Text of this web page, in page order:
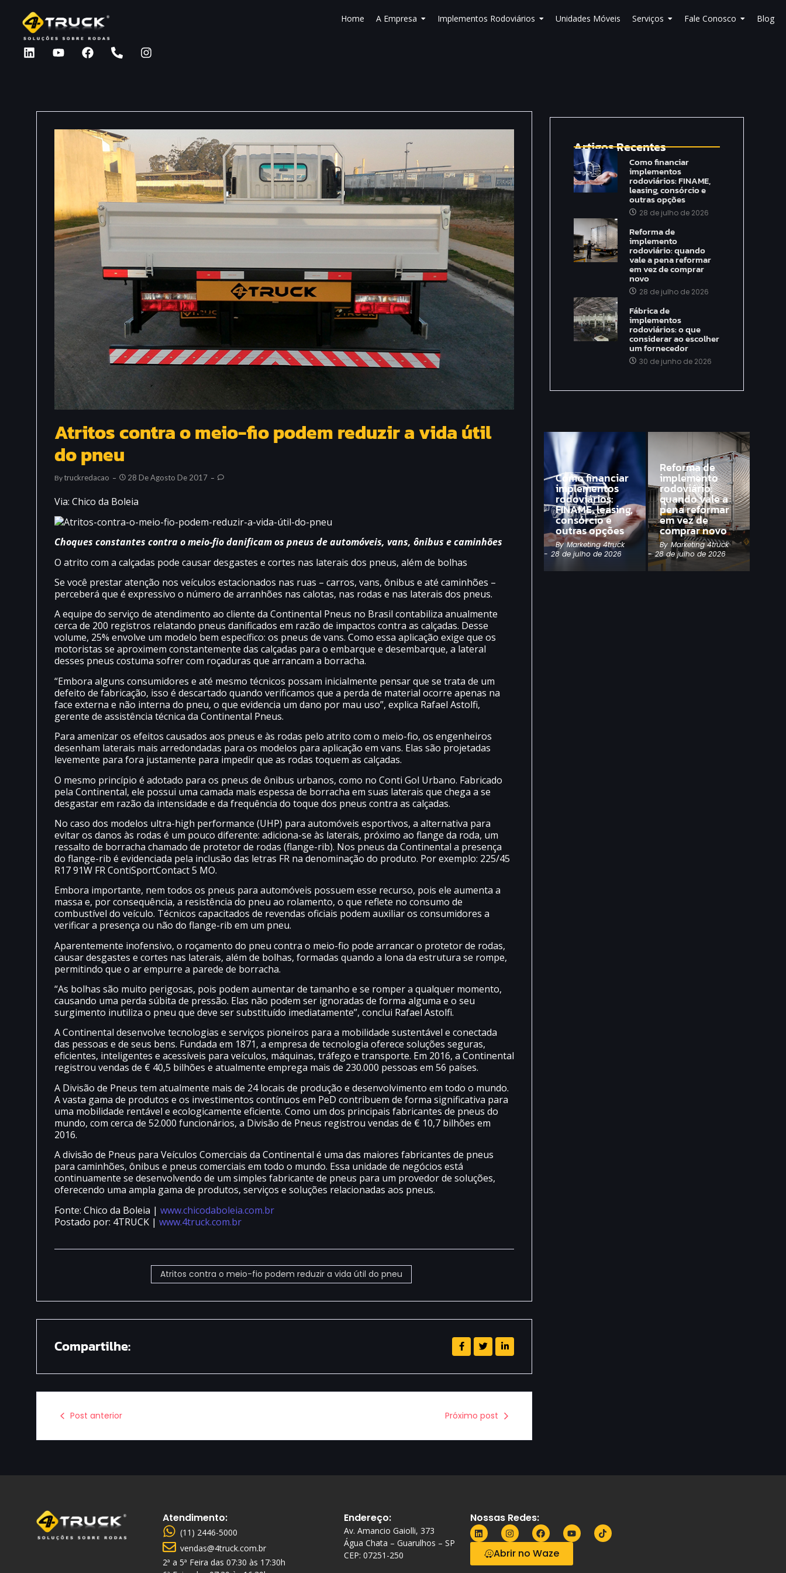
Home A Empresa Implementos Rodoviários Unidades Móveis Serviços Fale Conosco Blog
Atritos contra o meio-fio podem reduzir a vida útil
do pneu
ByTruckredacao 28 De Agosto De 2017
Via: Chico da Boleia
Choques constantes contra o meio-fio danificam os pneus de automóveis, vans, ônibus e caminhões
O atrito com a calçadas pode causar desgastes e cortes nas laterais dos pneus, além de bolhas
Se você prestar atenção nos veículos estacionados nas ruas – carros, vans, ônibus e até caminhões –
perceberá que é expressivo o número de arranhões nas calotas, nas rodas e nas laterais dos pneus.
A equipe do serviço de atendimento ao cliente da Continental Pneus no Brasil contabiliza anualmente
cerca de 200 registros relatando pneus danificados em razão de impactos contra as calçadas. Desse
volume, 25% envolve um modelo bem específico: os pneus de vans. Como essa aplicação exige que os
motoristas se aproximem constantemente das calçadas para o embarque e desembarque, a lateral
desses pneus costuma sofrer com roçaduras que arrancam a borracha.
“Embora alguns consumidores e até mesmo técnicos possam inicialmente pensar que se trata de um
defeito de fabricação, isso é descartado quando verificamos que a perda de material ocorre apenas na
face externa e não interna do pneu, o que evidencia um dano por mau uso”, explica Rafael Astolfi,
gerente de assistência técnica da Continental Pneus.
Para amenizar os efeitos causados aos pneus e às rodas pelo atrito com o meio-fio, os engenheiros
desenham laterais mais arredondadas para os modelos para aplicação em vans. Elas são projetadas
levemente para fora justamente para impedir que as rodas toquem as calçadas.
O mesmo princípio é adotado para os pneus de ônibus urbanos, como no Conti Gol Urbano. Fabricado
pela Continental, ele possui uma camada mais espessa de borracha em suas laterais que chega a se
desgastar em razão da intensidade e da frequência do toque dos pneus contra as calçadas.
No caso dos modelos ultra-high performance (UHP) para automóveis esportivos, a alternativa para
evitar os danos às rodas é um pouco diferente: adiciona-se às laterais, próximo ao flange da roda, um
ressalto de borracha chamado de protetor de rodas (flange-rib). Nos pneus da Continental a presença
do flange-rib é evidenciada pela inclusão das letras FR na denominação do produto. Por exemplo: 225/45
R17 91W FR ContiSportContact 5 MO.
Embora importante, nem todos os pneus para automóveis possuem esse recurso, pois ele aumenta a
massa e, por consequência, a resistência do pneu ao rolamento, o que reflete no consumo de
combustível do veículo. Técnicos capacitados de revendas oficiais podem auxiliar os consumidores a
verificar a presença ou não do flange-rib em um pneu.
Aparentemente inofensivo, o roçamento do pneu contra o meio-fio pode arrancar o protetor de rodas,
causar desgastes e cortes nas laterais, além de bolhas, formadas quando a lona da estrutura se rompe,
permitindo que o ar empurre a parede de borracha.
“As bolhas são muito perigosas, pois podem aumentar de tamanho e se romper a qualquer momento,
causando uma perda súbita de pressão. Elas não podem ser ignoradas de forma alguma e o seu
surgimento inutiliza o pneu que deve ser substituído imediatamente”, conclui Rafael Astolfi.
A Continental desenvolve tecnologias e serviços pioneiros para a mobilidade sustentável e conectada
das pessoas e de seus bens. Fundada em 1871, a empresa de tecnologia oferece soluções seguras,
eficientes, inteligentes e acessíveis para veículos, máquinas, tráfego e transporte. Em 2016, a Continental
registrou vendas de € 40,5 bilhões e atualmente emprega mais de 230.000 pessoas em 56 países.
A Divisão de Pneus tem atualmente mais de 24 locais de produção e desenvolvimento em todo o mundo.
A vasta gama de produtos e os investimentos contínuos em PeD contribuem de forma significativa para
uma mobilidade rentável e ecologicamente eficiente. Como um dos principais fabricantes de pneus do
mundo, com cerca de 52.000 funcionários, a Divisão de Pneus registrou vendas de € 10,7 bilhões em
2016.
A divisão de Pneus para Veículos Comerciais da Continental é uma das maiores fabricantes de pneus
para caminhões, ônibus e pneus comerciais em todo o mundo. Essa unidade de negócios está
continuamente se desenvolvendo de um simples fabricante de pneus para um provedor de soluções,
oferecendo uma ampla gama de produtos, serviços e soluções relacionadas aos pneus.
Fonte: Chico da Boleia | www.chicodaboleia.com.br
Postado por: 4TRUCK | www.4truck.com.br
Atritos contra o meio-fio podem reduzir a vida útil do pneu
Compartilhe:
Post anterior Próximo post
Artigos Recentes
Como financiar
implementos
rodoviários: FINAME,
leasing, consórcio e
outras opções
28 de julho de 2026
Reforma de
implemento
rodoviário: quando
vale a pena reformar
em vez de comprar
novo
28 de julho de 2026
Fábrica de
implementos
rodoviários: o que
considerar ao escolher
um fornecedor
30 de junho de 2026
Como financiar
implementos
rodoviários:
FINAME, leasing,
consórcio e
outras opções
By Marketing 4truck
- 28 de julho de 2026
Reforma de
implemento
rodoviário:
quando vale a
pena reformar
em vez de
comprar novo
By Marketing 4truck
- 28 de julho de 2026
Atendimento:
(11) 2446-5000
vendas@4truck.com.br
2ª a 5ª Feira das 07:30 às 17:30h
Endereço:
Av. Amancio Gaiolli, 373
Água Chata – Guarulhos – SP
CEP: 07251-250
Nossas Redes:
Abrir no Waze